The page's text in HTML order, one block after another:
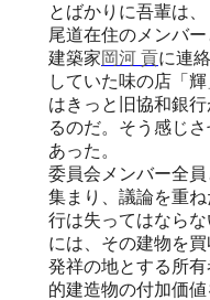
とばかりに吾輩は
尾道在住のメンバ
建築家岡河 貢に連
していた味の店「
はきっと旧協和銀
るのだ。そう感じ
あった。
委員会メンバー全
集まり、議論を重
行は失ってはなら
には、その建物を
発祥の地とする所
的建造物の付加価